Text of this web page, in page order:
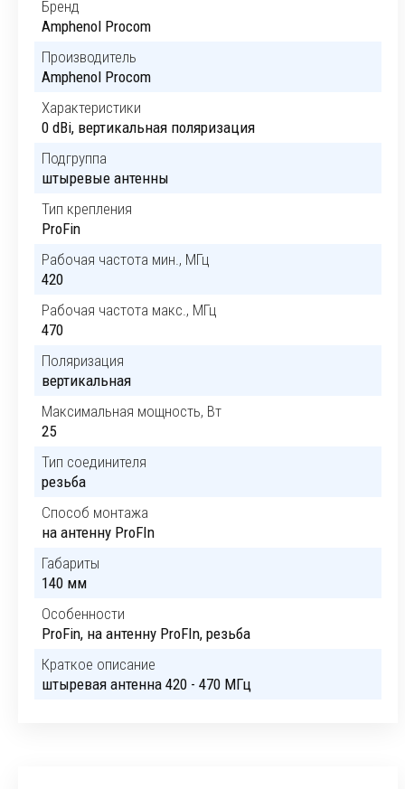
Бренд
Amphenol Procom
Производитель
Amphenol Procom
Характеристики
0 dBi, вертикальная поляризация
Подгруппа
штыревые антенны
Тип крепления
ProFin
Рабочая частота мин., МГц
420
Рабочая частота макс., МГц
470
Поляризация
вертикальная
Максимальная мощность, Вт
25
Тип соединителя
резьба
Способ монтажа
на антенну ProFIn
Габариты
140 мм
Особенности
ProFin, на антенну ProFIn, резьба
Краткое описание
штыревая антенна 420 - 470 МГц